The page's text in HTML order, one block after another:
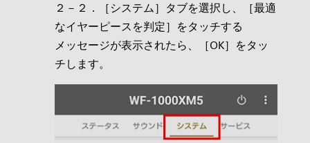
２－２．［システム］タブを選択し、［最適
なイヤーピースを判定］をタッチする
メッセージが表示されたら、［OK］をタッ
チします。